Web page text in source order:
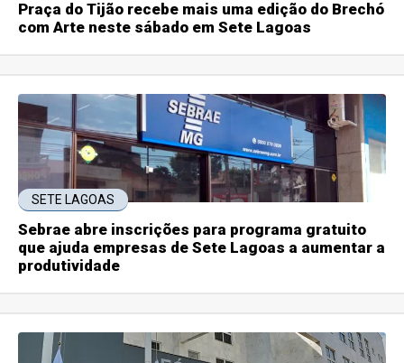
Praça do Tijão recebe mais uma edição do Brechó
com Arte neste sábado em Sete Lagoas
SETE LAGOAS
Sebrae abre inscrições para programa gratuito
que ajuda empresas de Sete Lagoas a aumentar a
produtividade